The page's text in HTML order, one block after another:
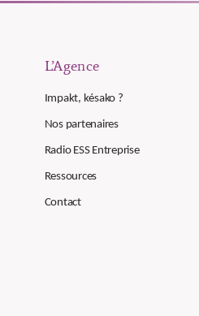
L’Agence
Impakt, késako ?
Nos partenaires
Radio ESS Entreprise
Ressources
Contact